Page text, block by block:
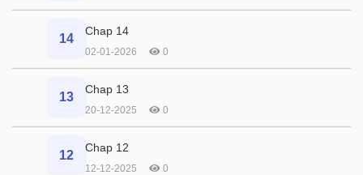
14
Chap 14
02-01-2026 0
13
Chap 13
20-12-2025 0
12
Chap 12
12-12-2025 0